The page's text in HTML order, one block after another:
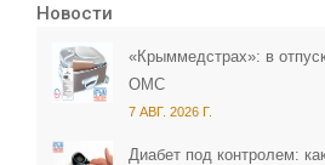
Новости
«Крыммедстрах»: в
ОМС
7 АВГ. 2026 Г.
Диабет под контролем: